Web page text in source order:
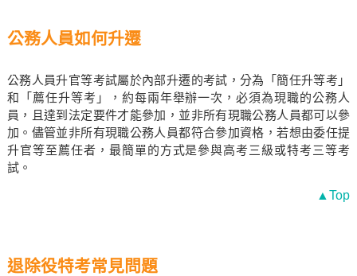
公務人員如何升遷
公務人員升官等考試屬於內部升遷的考試，分為「簡任升等考」
和「薦任升等考」，約每兩年舉辦一次，必須為現職的公務人
員，且達到法定要件才能參加，並非所有現職公務人員都可以參
加。儘管並非所有現職公務人員都符合參加資格，若想由委任提
升官等至薦任者，最簡單的方式是參與高考三級或特考三等考
試。
▲Top
退除役特考常見問題